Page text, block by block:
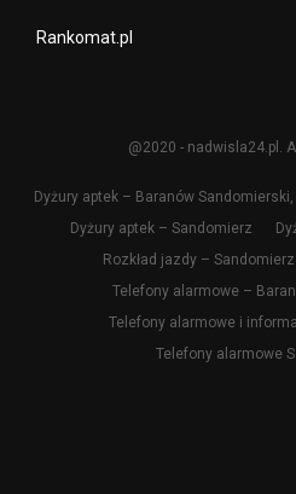
Rankomat.pl
@2020 - nadwisla24.pl.
Dyżury aptek – Baranów Sandomierski,
Dyżury aptek – Sandomierz
Rozkład jazdy – Sandomierz
Telefony alarmowe –
Telefony alarmowe i
Telefony alarmowe